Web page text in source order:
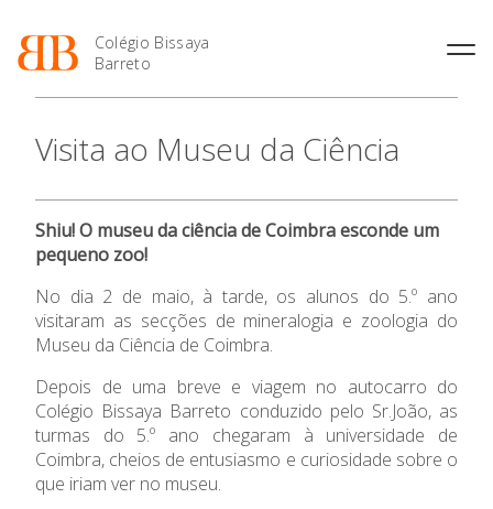
Colégio Bissaya
Barreto
O Colégio
Projeto Educativo
Colaboradores Docentes
Colaboradores Não
Docentes
Instalações
Ofertas de emprego
Jornal “O Coreto”
Privacidade
Oferta Formativa
Enriquecimento Curricular
Serviços
Sala de Estudo
Atividades de Interrupção
Letiva
Academia de Línguas
Ensino Profissional
Profissionais
Curso de Técnico de
Termalismo
Curso de Técnico/a de Apoio
à Família e à Comunidade
Ofertas de Emprego
Ano Letivo
2027
Portal do Aluno/Encarregado
de Educação
SIGE
Secretariado de Exames
Visita ao Museu da Ciência
Shiu! O museu da ciência de Coimbra esconde um
pequeno zoo!
No dia 2 de maio, à tarde, os alunos do 5.º ano
visitaram as secções de mineralogia e zoologia do
Museu da Ciência de Coimbra.
Depois de uma breve e viagem no autocarro do
Colégio Bissaya Barreto conduzido pelo Sr.João, as
turmas do 5.º ano chegaram à universidade de
Coimbra, cheios de entusiasmo e curiosidade sobre o
que iriam ver no museu.